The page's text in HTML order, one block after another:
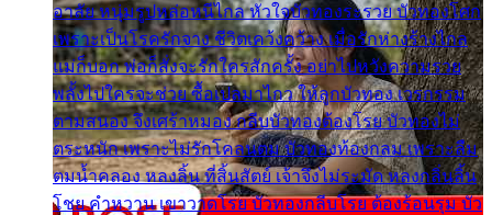
อาลัย หนุ่มรูปหล่อหนีไกล หัวใจบัวทองระรวย บัวทองโศก
เพราะเป็นโรครักจาง ชีวิตเคว้งคว้าง เมื่อรักห่างร้างไกล
แม่ก็บอก พ่อก็สั่งจะรักใครสักครั้ง อย่าไปหวังความรวย
พลั้งไปใครจะช่วย ซื้อเปลมาไกว ให้ลูกบัวทอง เวรกรรม
ตามสนอง จึงเศร้าหมอง กลีบบัวทองต้องโรย บัวทองไม่
ตระหนัก เพราะไม่รักโคลนตม บัวทองท้องกลม เพราะลืม
ตมน้ำคลอง หลงลิ้น ที่สิ้นสัตย์ เจ้าจึงไม่ระมัด หลงกลิ่นลิ้น
โชย คำหวาน เขาวาดโรย บัวทองกลีบโรย ต้องร้อนรุม บัว